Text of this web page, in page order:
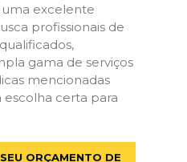
uma excelente
profissionais de
gama de serviços
mencionadas
escolha certa para
ORÇAMENTO DE